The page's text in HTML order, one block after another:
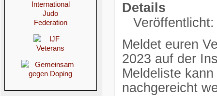
Details
Meldet euren
2023 auf der
Meldeliste
nachgereicht